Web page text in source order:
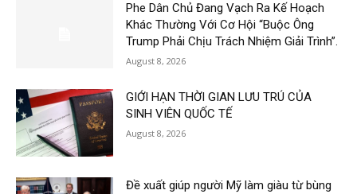
Phe Dân Chủ Đang Vạch Ra Kế Hoạch
Khác Thường Với Cơ Hội “Buộc Ông
Trump Phải Chịu Trách Nhiệm Giải Trình”.
August 8, 2026
GIỚI HẠN THỜI GIAN LƯU TRÚ CỦA
SINH VIÊN QUỐC TẾ
August 8, 2026
Đề xuất giúp người Mỹ làm giàu từ bùng